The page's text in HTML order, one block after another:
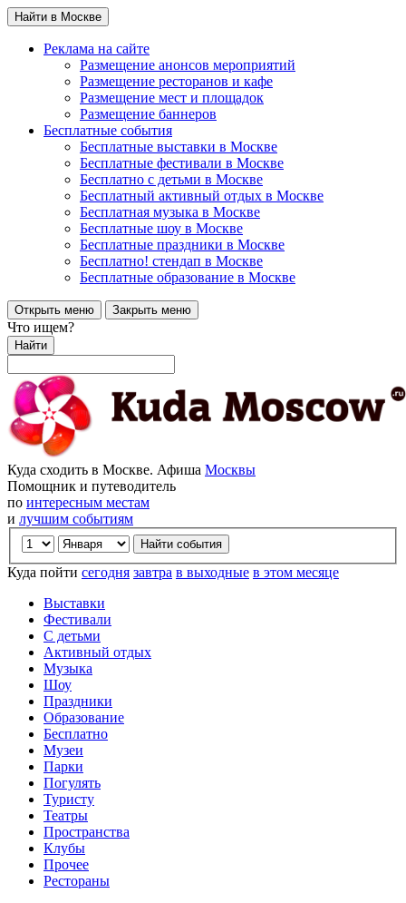
Найти в Москве
Реклама на сайте
Размещение анонсов мероприятий
Размещение ресторанов и кафе
Размещение мест и площадок
Размещение баннеров
Бесплатные события
Бесплатные выставки в Москве
Бесплатные фестивали в Москве
Бесплатно с детьми в Москве
Бесплатный активный отдых в Москве
Бесплатная музыка в Москве
Бесплатные шоу в Москве
Бесплатные праздники в Москве
Бесплатно! стендап в Москве
Бесплатные образование в Москве
Открыть меню Закрыть меню
Что ищем?
Найти
Куда сходить в Москве. Афиша Москвы
Помощник и путеводитель
по интересным местам
и лучшим событиям
Куда пойти сегодня завтра в выходные в этом месяце
Выставки
Фестивали
С детьми
Активный отдых
Музыка
Шоу
Праздники
Образование
Бесплатно
Музеи
Парки
Погулять
Туристу
Театры
Пространства
Клубы
Прочее
Рестораны